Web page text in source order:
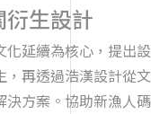
生設計
化延續為核心，提出
，再透過浩漢設計從
決方案。協助新漁人